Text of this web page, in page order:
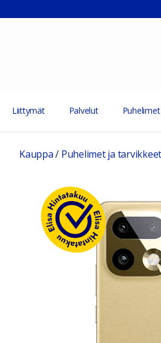
Liittymät Palvelut
Kauppa/ Puhelimet ja tarvikkeet